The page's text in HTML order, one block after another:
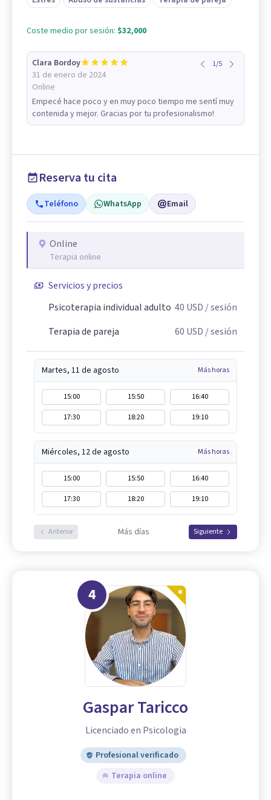
Coste medio por sesión: $32,000
Clara Bordoy
31 de enero de 2024
Online
1/5
Empecé hace poco y en muy poco tiempo me sentí muy
contenida y mejor. Gracias por tu profesionalismo!
Reserva tu cita
Teléfono WhatsApp Email
Online
Terapia online
Servicios y precios
Psicoterapia individual adulto 40 USD / sesión
Terapia de pareja
60 USD / sesión
Martes, 11 de agosto Más horas
15:00 15:50
16:40
17:30
18:20 19:10
Miércoles, 12 de agosto Más horas
15:00 15:50
16:40
17:30
18:20 19:10
Anterior Más días Siguiente
4
Gaspar Taricco
Licenciado en Psicologia
Profesional verificado
Terapia online